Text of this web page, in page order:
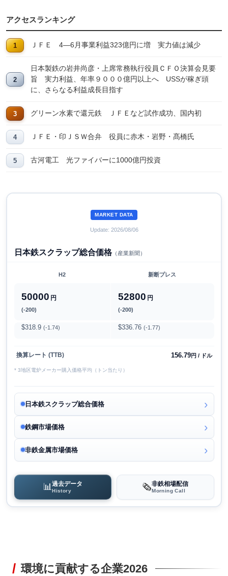
アクセスランキング
ＪＦＥ 4―6月事業利益323億円に増 実力値は減少
日本製鉄の岩井尚彦・上席常務執行役員ＣＦＯ決算会見要
旨 実力利益、年率９０００億円以上へ USSが稼ぎ頭
に、さらなる利益成長目指す
グリーン水素で還元鉄 ＪＦＥなど試作成功、国内初
ＪＦＥ・印ＪＳＷ合弁 役員に赤木・岩野・髙橋氏
古河電工 光ファイバーに1000億円投資
MARKET DATA
Update: 2026/08/06
日本鉄スクラップ総合価格（産業新聞）
H2 新断プレス
50000 円
(-200)
52800 円
(-200)
$318.9 (-1.74) $336.76 (-1.77)
換算レート (TTB) 156.79円 / ドル
* 3地区電炉メーカー購入価格平均（トン当たり）
日本鉄スクラップ総合価格
鉄鋼市場価格
非鉄金属市場価格
📊過去データ
History 🗞️非鉄相場配信
Morning Call
環境に貢献する企業2026